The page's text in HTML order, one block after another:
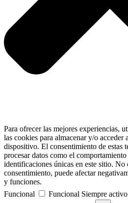
Para ofrecer las mejores experiencias,
las cookies para almacenar y/o acceder
dispositivo. El consentimiento de estas
procesar datos como el
identificaciones únicas en este sitio. No
consentimiento, puede afectar
y funciones.
Funcional
Funcional Siempre activo